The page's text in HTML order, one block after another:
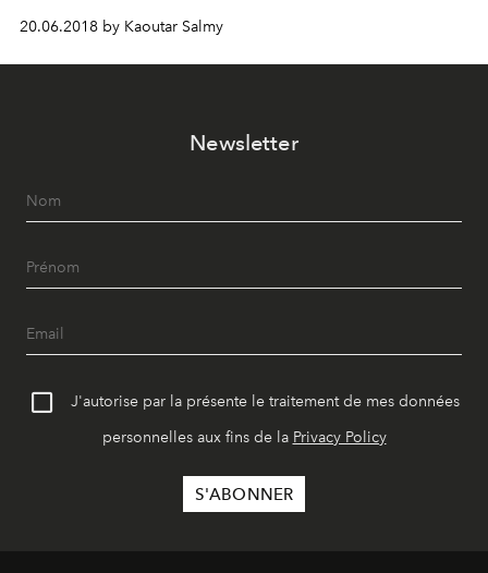
et sensations fortes.
20.06.2018 by Kaoutar Salmy
Newsletter
J'autorise par la présente le traitement de mes données
personnelles aux fins de la Privacy Policy